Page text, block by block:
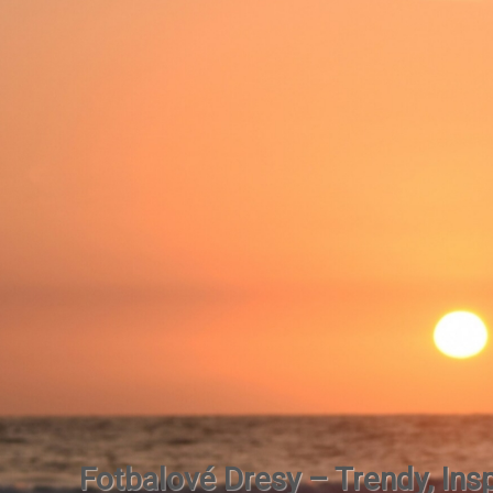
Fotbalové Dresy – Trendy,